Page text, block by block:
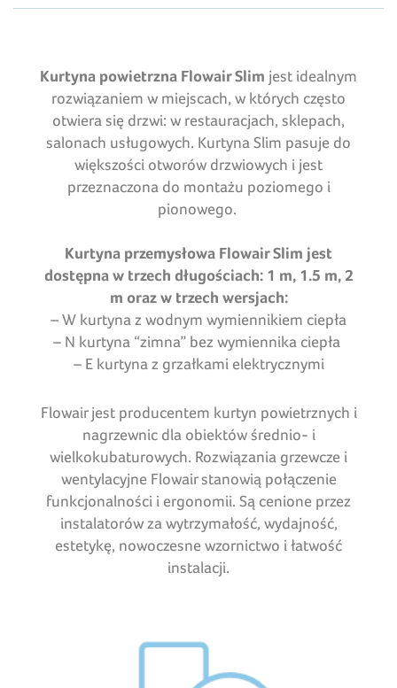
Kurtyna powietrzna Flowair Slim jest idealnym
rozwiązaniem w miejscach, w których często
otwiera się drzwi: w restauracjach, sklepach,
salonach usługowych. Kurtyna Slim pasuje do
większości otworów drzwiowych i jest
przeznaczona do montażu poziomego i
pionowego.
Kurtyna przemysłowa Flowair Slim jest
dostępna w trzech długościach: 1 m, 1.5 m, 2
m oraz w trzech wersjach:
– W kurtyna z wodnym wymiennikiem ciepła
– N kurtyna “zimna” bez wymiennika ciepła
– E kurtyna z grzałkami elektrycznymi
Flowair jest producentem kurtyn powietrznych i
nagrzewnic dla obiektów średnio- i
wielkokubaturowych. Rozwiązania grzewcze i
wentylacyjne Flowair stanowią połączenie
funkcjonalności i ergonomii. Są cenione przez
instalatorów za wytrzymałość, wydajność,
estetykę, nowoczesne wzornictwo i łatwość
instalacji.